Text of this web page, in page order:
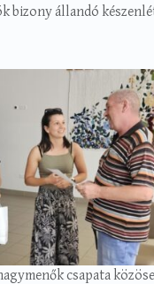
bizony állandó
csapata